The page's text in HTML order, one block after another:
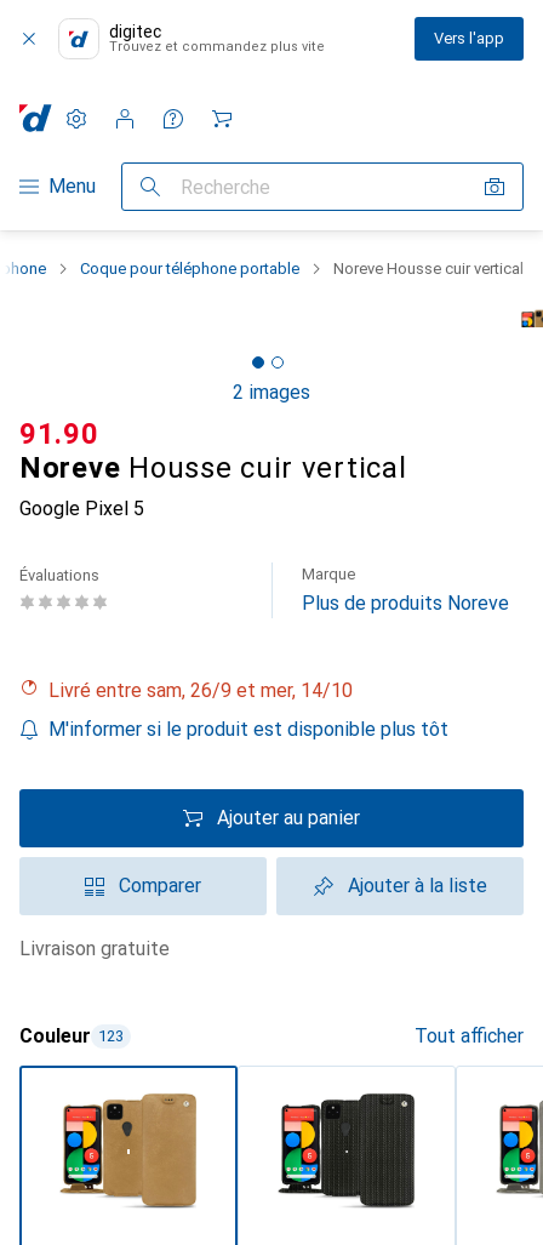
digitec
Trouvez et commandez plus vite Vers l'app
Navigation par catégorie
Menu Recherche
Paramètres
Compte client
Listes de comparaison
Listes d'envies
Panier
Coque pour téléphone portable Noreve Housse cuir vertical
2 images
Noreve Housse cuir vertical
Google Pixel 5
CHF
91.90
Évaluations Marque
Plus de produits Noreve
Livré entre sam, 26/9 et mer, 14/10
M'informer si le produit est disponible plus tôt
Ajouter au panier
Comparer Ajouter à la liste
livraison gratuite
Couleur 123 Tout afficher